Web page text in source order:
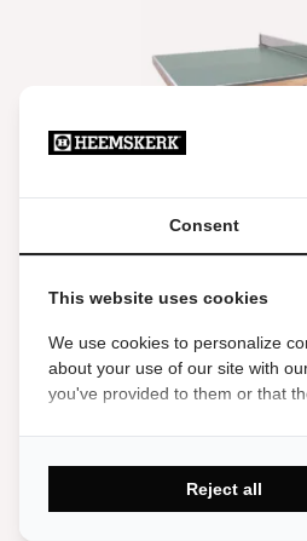
Novi
Op
Consent
This website uses cookies
We use cookies to personalize
about your use of our site with
you've provided to them or that
Reject all